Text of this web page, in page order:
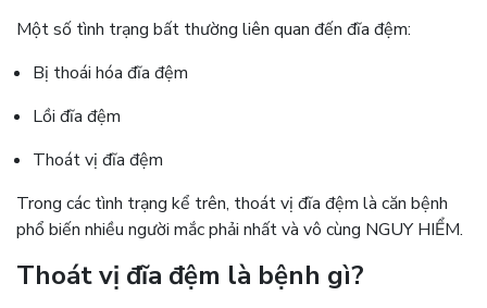
Một số tình trạng bất thường liên quan đến đĩa đệm:
Bị thoái hóa đĩa đệm
Lồi đĩa đệm
Thoát vị đĩa đệm
Trong các tình trạng kể trên, thoát vị đĩa đệm là căn bệnh
phổ biến nhiều người mắc phải nhất và vô cùng NGUY HIỂM.
Thoát vị đĩa đệm là bệnh gì?